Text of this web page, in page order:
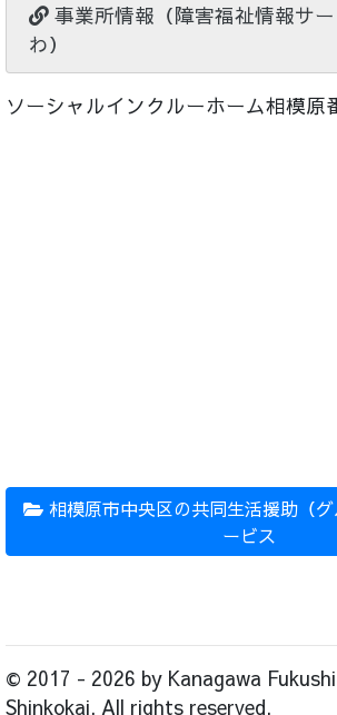
事業所情報（障害福祉情報サ
わ）
ソーシャルインクルーホーム相模原
相模原市中央区の共同生活援助（
ービス
© 2017 - 2026 by Kanagawa
Shinkokai. All rights reserved.